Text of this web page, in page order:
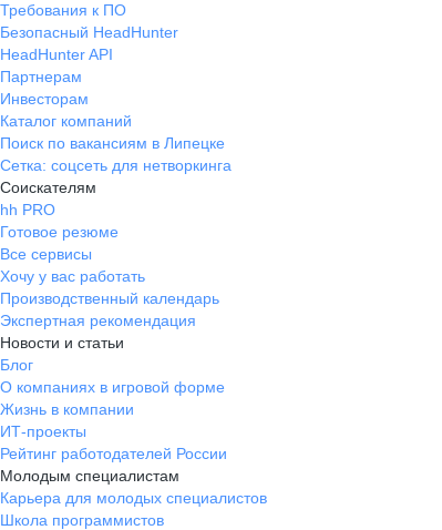
Требования к ПО
Безопасный HeadHunter
HeadHunter API
Партнерам
Инвесторам
Каталог компаний
Поиск по вакансиям в Липецке
Сетка: соцсеть для нетворкинга
Соискателям
hh PRO
Готовое резюме
Все сервисы
Хочу у вас работать
Производственный календарь
Экспертная рекомендация
Новости и статьи
Блог
О компаниях в игровой форме
Жизнь в компании
ИТ-проекты
Рейтинг работодателей России
Молодым специалистам
Карьера для молодых специалистов
Школа программистов